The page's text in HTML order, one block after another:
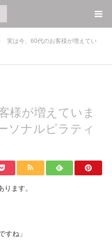
実は今、60代のお客様が増えてい
様が増えていま
ソナルピラティ
ます。
すね」